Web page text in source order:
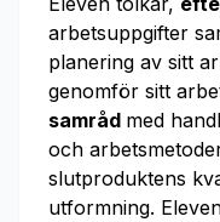
arbetsuppgifter
planering av sitt
genomför sitt
samråd med
och
slutproduktens
utformning.